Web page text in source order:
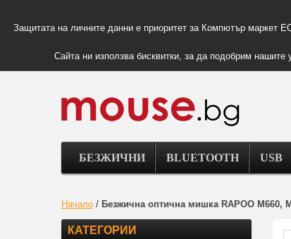
Защитата на личните данни е приоритет за Компютър маркет
Сайта ни използва бисквитки, за да подобрим
БЕЗЖИЧНИ BLUETOOTH USB
Начало / Безжична оптична мишка RAPOO M660,
КАТЕГОРИИ